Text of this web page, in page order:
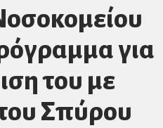
για
του με
Σπύρου